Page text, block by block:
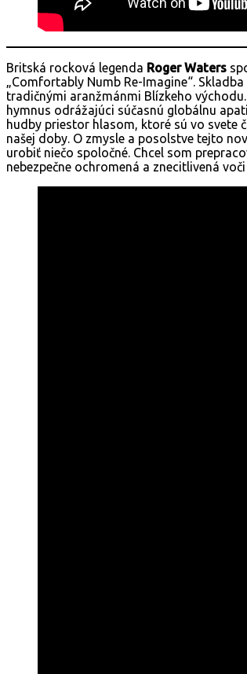
Britská rocková legenda Roger Waters
„Comfortably Numb Re-Imagine“.
tradičnými aranžmánmi Blízkeho
hymnus odrážajúci súčasnú globálnu
hudby priestor hlasom, ktoré sú vo svete
našej doby. O zmysle a posolstve tejto
urobiť niečo spoločné. Chcel som
nebezpečne ochromená a znecitlivená